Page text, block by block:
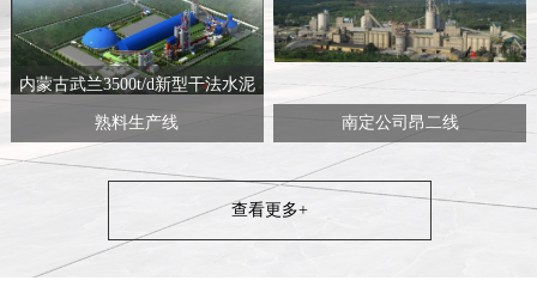
内蒙古武兰3500t/d新型干法水泥
熟料生产线 南定公司昂二线
查看更多+